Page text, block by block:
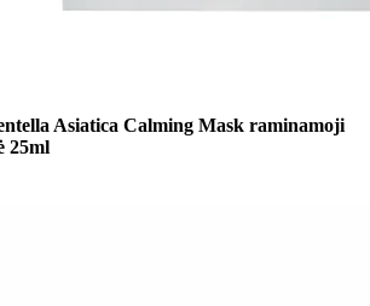
Asiatica Calming Mask raminamoji
25ml